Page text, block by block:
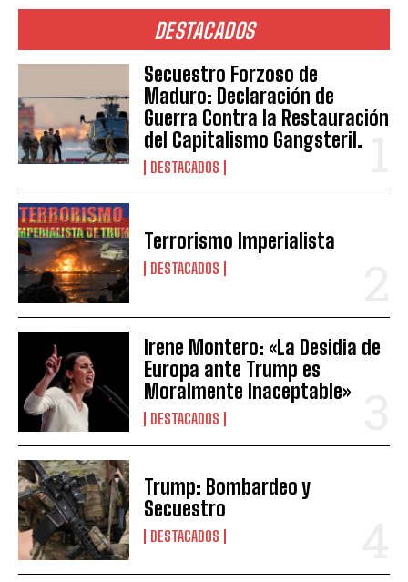
DESTACADOS
Secuestro Forzoso de
Maduro: Declaración de
Guerra Contra la Restauración
del Capitalismo Gangsteril.
DESTACADOS
Terrorismo Imperialista
DESTACADOS
Irene Montero: «La Desidia de
Europa ante Trump es
Moralmente Inaceptable»
DESTACADOS
Trump: Bombardeo y
Secuestro
DESTACADOS